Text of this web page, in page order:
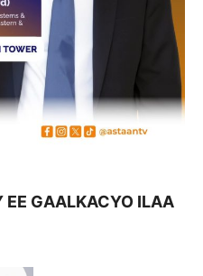
EE GAALKACYO ILAA